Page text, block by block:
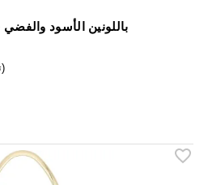
قطاعة بقفل من BigSmoke باللونين الأسود والفضي
(10 تصنيفات)